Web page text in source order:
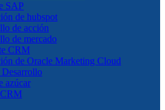
SAP
de hubspot
de acción
de mercado
CRM
de Oracle Marketing Cloud
azúcar